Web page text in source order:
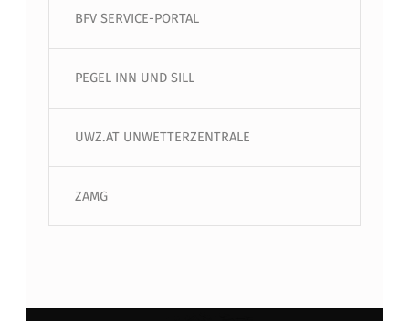
BFV SERVICE-PORTAL
PEGEL INN UND SILL
UWZ.AT UNWETTERZENTRALE
ZAMG